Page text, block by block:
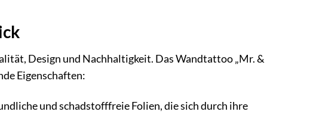
Design und Nachhaltigkeit. Das Wandtattoo „Mr. &
Eigenschaften:
und schadstofffreie Folien, die sich durch ihre